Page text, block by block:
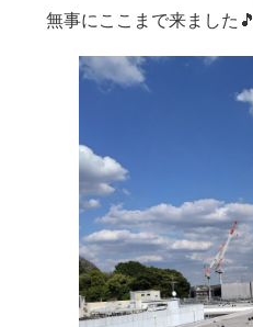
無事にここまで来ました🎵